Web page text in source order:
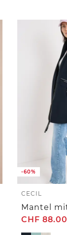
-60%
CECIL
CHF 88.00